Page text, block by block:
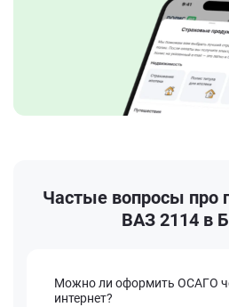
Частые вопросы про
ВАЗ 2114 в
Можно ли оформить ОСАГО
интернет?